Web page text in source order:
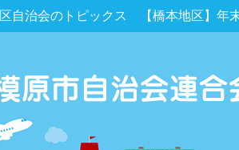
自治会のトピックス 【橋本地区】年